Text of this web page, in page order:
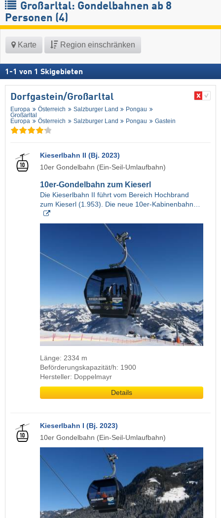
Großarltal: Gondelbahnen ab 8
Personen (4)
Karte Region einschränken
1 -1 von 1 Skigebieten
Dorfgastein/​Großarltal
Europa Österreich Salzburger Land
Pongau
Großarltal
Europa
Österreich Salzburger Land Pongau Gastein
Kieserlbahn II (Bj. 2023)
10er Gondelbahn (Ein-Seil-Umlaufbahn)
10er-Gondelbahn zum Kieserl
Die Kieserlbahn II führt vom Bereich Hochbrand
zum Kieserl (1.953). Die neue 10er-Kabinenbahn…
Länge: 2334 m
Beförderungskapazität/h: 1900
Hersteller: Doppelmayr
Details
Kieserlbahn I (Bj. 2023)
10er Gondelbahn (Ein-Seil-Umlaufbahn)